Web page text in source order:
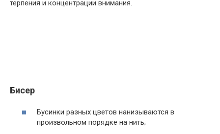
терпения и концентрации внимания.
Бисер
Бусинки разных цветов нанизываются в
произвольном порядке на нить;